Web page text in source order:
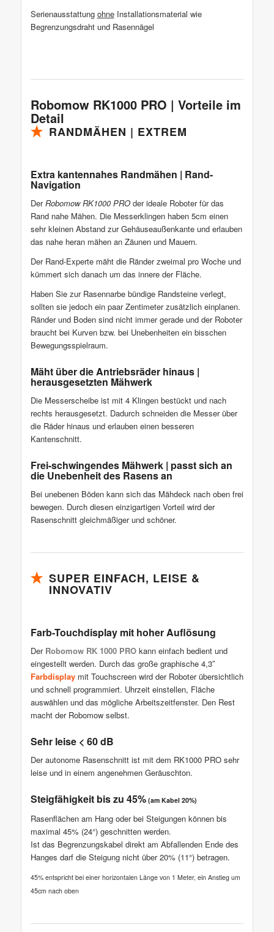
Serienausstattung ohneInstallationsmaterial wie
Begrenzungsdraht und Rasennägel
Robomow RK1000 PRO | Vorteile im
Detail
RANDMÄHEN | EXTREM
Extra kantennahes Randmähen | Rand-
Navigation
DerRobomow RK1000 PROder ideale Roboter für das
Rand nahe Mähen. Die Messerklingen haben 5cm einen
sehr kleinen Abstand zur Gehäuseaußenkante und erlauben
das nahe heran mähen an Zäunen und Mauern.
Der Rand-Experte mäht die Ränder zweimal pro Woche und
kümmert sich danach um das innere der Fläche.
Haben Sie zur Rasennarbe bündige Randsteine verlegt,
sollten sie jedoch ein paar Zentimeter zusätzlich einplanen.
Ränder und Boden sind nicht immer gerade und der Roboter
braucht bei Kurven bzw. bei Unebenheiten ein bisschen
Bewegungsspielraum.
Mäht über die Antriebsräder hinaus |
herausgesetzten Mähwerk
Die Messerscheibe ist mit 4 Klingen bestückt und nach
rechts herausgesetzt. Dadurch schneiden die Messer über
die Räder hinaus und erlauben einen besseren
Kantenschnitt.
Frei-schwingendes Mähwerk | passt sich an
die Unebenheit des Rasens an
Bei unebenen Böden kann sich das Mähdeck nach oben frei
bewegen. Durch diesen einzigartigen Vorteil wird der
Rasenschnitt gleichmäßiger und schöner.
SUPER EINFACH, LEISE &
INNOVATIV
Farb-Touchdisplay mit hoher Auflösung
Der Robomow RK 1000 PROkann einfach bedient und
eingestellt werden. Durch das große graphische 4,3″
Farbdisplaymit Touchscreen wird der Roboter übersichtlich
und schnell programmiert. Uhrzeit einstellen, Fläche
auswählen und das mögliche Arbeitszeitfenster. Den Rest
macht der Robomow selbst.
Sehr leise < 60 dB
Der autonome Rasenschnitt ist mit dem RK1000 PRO sehr
leise und in einem angenehmen Geräuschton.
Steigfähigkeit bis zu 45%(am Kabel 20%)
Rasenflächen am Hang oder bei Steigungen können bis
maximal 45% (24°) geschnitten werden.
Ist das Begrenzungskabel direkt am Abfallenden Ende des
Hanges darf die Steigung nicht über 20% (11°) betragen.
45% entspricht bei einer horizontalen Länge von 1 Meter, ein Anstieg um
45cm nach oben